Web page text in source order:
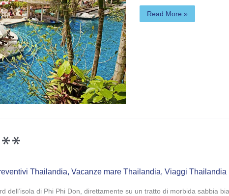
Read More »
Thailandia, Vacanze mare Thailandia, Viaggi Thailandia
dell’isola di Phi Phi Don, direttamente su un tratto di morbida sabbia